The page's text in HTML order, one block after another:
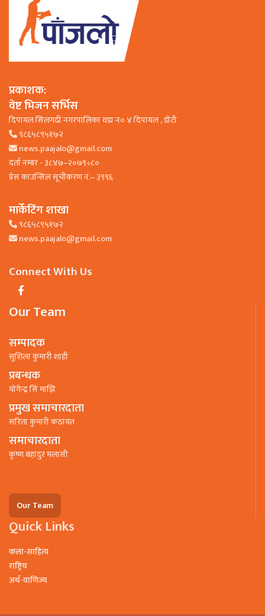
प्रकाशक:
वेष्ट भिजन सर्भिस
दिपायल सिलगढी नगरपालिका वडा न० ४ दिपायल , डाेटी
९८६५८९५१७२
news.paajalo@gmail.com
दर्ता नम्बर - ३८४७–२०७९÷८०
प्रेस काउन्सिल सूचीकरण नं.– ३९९६
मार्केटिंग शाखा
९८६५८९५१७२
news.paajalo@gmail.com
Connect With Us
Our Team
सम्पादक
सुशिला कुमारी शाही
प्रबन्धक
याेगेन्द्र सिं माझि
प्रमुख समाचारदाता
सरिता कुमारी कठायत
समाचारदाता
कृष्ण बहादुर मलासी
Our Team
Quick Links
कला-साहित्य
राष्ट्रिय
अर्थ-वाणिज्य